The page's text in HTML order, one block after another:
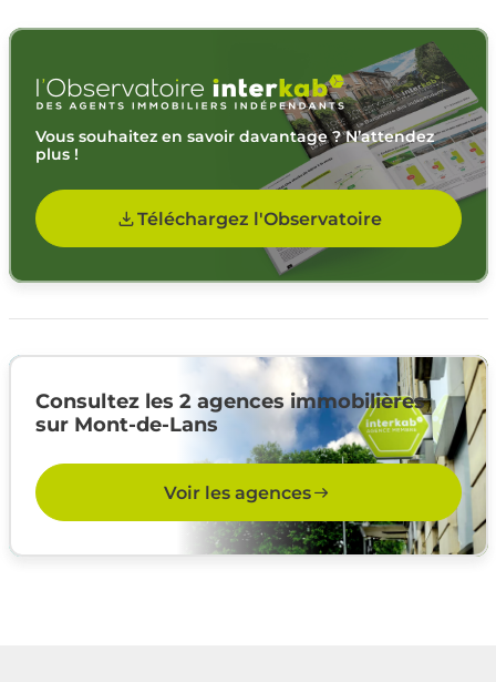
Vous souhaitez en savoir davantage ? N’attendez
plus !
Téléchargez l'Observatoire
Consultez les 2 agences immobilières
sur Mont-de-Lans
Voir les agences